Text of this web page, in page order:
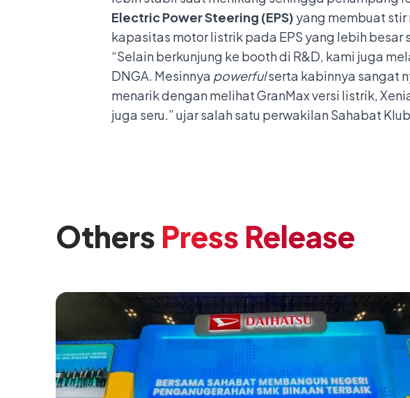
Electric Power Steering (EPS) yang membuat
kapasitas motor listrik pada EPS yang lebih
“Selain berkunjung ke booth di R&D, kami juga
DNGA. Mesinnya powerfulserta kabinnya sangat
menarik dengan melihat GranMax versi listrik,
juga seru.” ujar salah satu perwakilan Sahabat
Others Press Release